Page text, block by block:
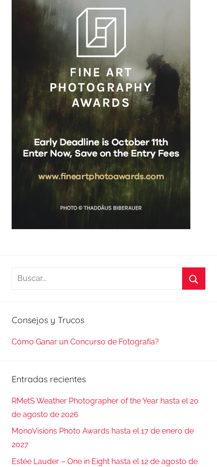
Buscar:
Consejos y Trucos
Cómo Ganar un Concurso de Fotografía?
Entradas recientes
RMetS Weather Photographer of the Year hasta el 20
de agosto de 2026
MonoVisions Photo Awards hasta el 17 de enero de
2027
Estée Lauder – One in Eight hasta el 12 de agosto de